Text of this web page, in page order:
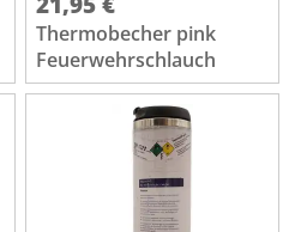
Thermobecher pink
Feuerwehrschlauch